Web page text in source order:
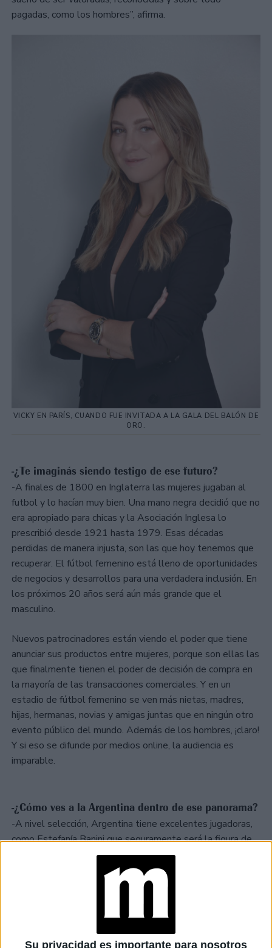
Su privacidad es importante para nosotros
pagadas, como los hombres”, afirma.
VICKY EN PARÍS, CUANDO FUE INVITADA A LA GALA DEL BALÓN DE
ORO.
-¿Te imaginás siendo testigo de ese futuro?
-A finales de 1800 en Inglaterra las mujeres jugaban al
futbol y lo hacían muy bien. Una mano negra decidió que no
era apropiado para chicas y la Asociación Inglesa lo
prescribió desde 1921 hasta 1979. Esas décadas
perdidas de manera injusta, son las que hoy tenemos que
recuperar. El fútbol femenino está lleno de oportunidades
de negocios y desarrollos para una verdadera inclusión. En
los próximos 20 años será aún más grande que el
masculino.
Nuevos patrocinadores están viendo el poder que tiene
anunciar sus productos entre mujeres, porque son ellas las
que finalmente tienen el poder de decisión de compra en
la mayoría de las transacciones comerciales. Y en un
estadio de fútbol femenino se ven más nietas, madres,
hijas, hermanas, novias y amigas juntas que en ningún otro
evento público del mundo. Además de los hombres, ¡claro!
Y si eso se difunde por medios online, la audiencia es
imparable.
-¿Cómo ves a la Argentina dentro de ese panorama?
-A nivel selección, Argentina tiene excelentes jugadoras,
como Estefanía Banini que seguramente será la figura de
un equipo que no tengo dudas se destacará en la próxima
Copa Mundial de Austria y Nueva Zelanda (2023). La
diferencia con el fútbol femenino de Estados Unidos –que
profesionalismo. En Argentina las chicas deben tener
otros trabajos para mantenerse y no pueden estar a